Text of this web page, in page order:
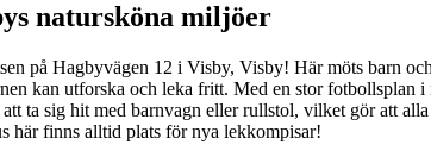
natursköna miljöer
på Hagbyvägen 12 i Visby, Visby! Här möts barn
kan utforska och leka fritt. Med en stor
ta sig hit med barnvagn eller rullstol, vilket gör att
här finns alltid plats för nya lekkompisar!